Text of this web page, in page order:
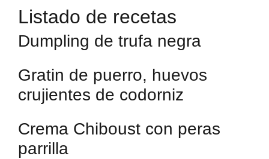
Listado de recetas
Dumpling de trufa negra
Gratin de puerro, huevos
crujientes de codorniz
Crema Chiboust con peras
parrilla